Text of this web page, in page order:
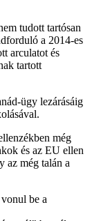
tudott tartósan
a 2014-es
arculatot és
tartott
ügy lezárásáig
még
és az EU ellen
az még talán a
be a